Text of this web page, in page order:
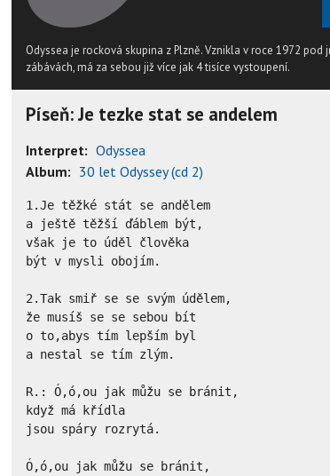
Odyssea je rocková skupina z Plzně. Vznikla v roce 1972
zábávách, má za sebou již více jak 4 tisíce vystoupení.
Píseň: Je tezke stat se andelem
Interpret: Odyssea
Album: 30 let Odyssey (cd 2)
1.Je těžké stát se andělem
a ještě těžší ďáblem být,
však je to úděl člověka
být v mysli obojím.
2.Tak smiř se se svým údělem,
že musíš se se sebou bít
o to,abys tím lepším byl
a nestal se tím zlým.
R.: Ó,ó,ou jak můžu se bránit,
když má křídla
jsou spáry rozrytá.
Ó,ó,ou jak můžu se bránit,